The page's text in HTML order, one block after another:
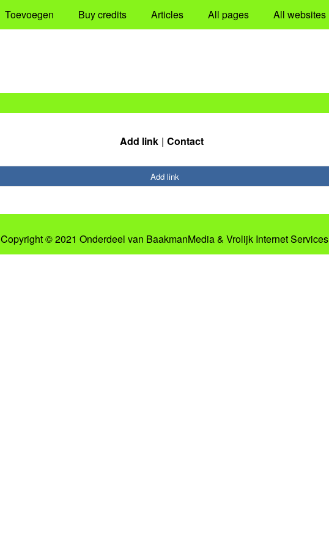
Toevoegen Buy credits Articles All pages All websites
Add link Contact
Add link
Copyright © 2021 Onderdeel van BaakmanMedia& Vrolijk Internet Services